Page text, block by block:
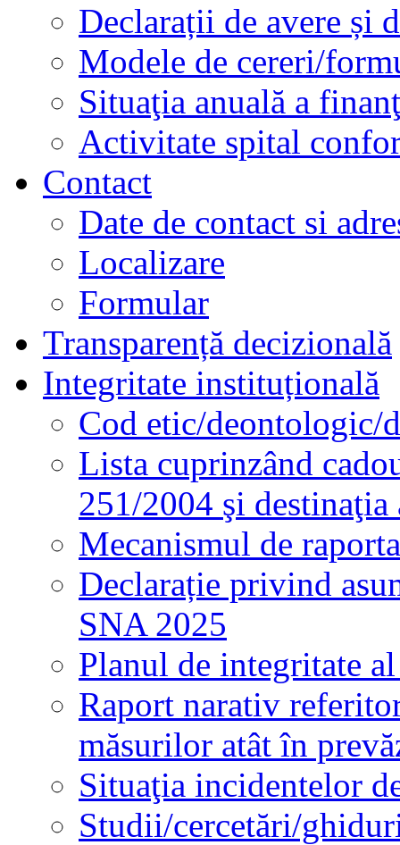
Declarații de avere și
Modele de cereri/
Situaţia anuală a
Activitate spital
Contact
Date de contact si
Localizare
Formular
Transparență decizională
Integritate instituțională
Cod etic/deontologic/
Lista cuprinzând
251/2004 şi destinaţia
Mecanismul de
Declarație privind
SNA 2025
Planul de integritate
Raport narativ
măsurilor atât în
Situaţia incidentelor
Studii/cercetări/